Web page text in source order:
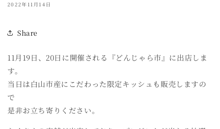
2022年11月14日
Share
11月19日、20日に開催される『どんじゃら市』に出店しま
す。
当日は白山市産にこだわった限定キッシュも販売しますの
で
是非お立ち寄りください。